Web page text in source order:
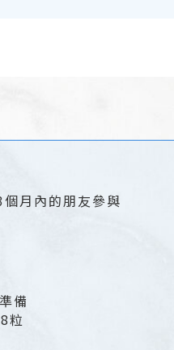
月內的朋友參與
備
粒